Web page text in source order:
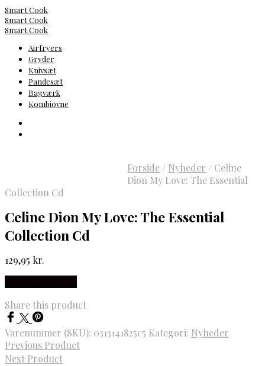
Smart Cook
Smart Cook
Smart Cook
Airfryers
Gryder
Knivsæt
Pandesæt
Bagværk
Kombiovne
Forside / Nyheder / Celine
Dion My Love: The Essential
Collection Cd
Celine Dion My Love: The Essential
Collection Cd
129,95 kr.
Share this product
Varenummer (SKU): 0313141825c5 Kategori: Nyheder
Previous Product
Next Product